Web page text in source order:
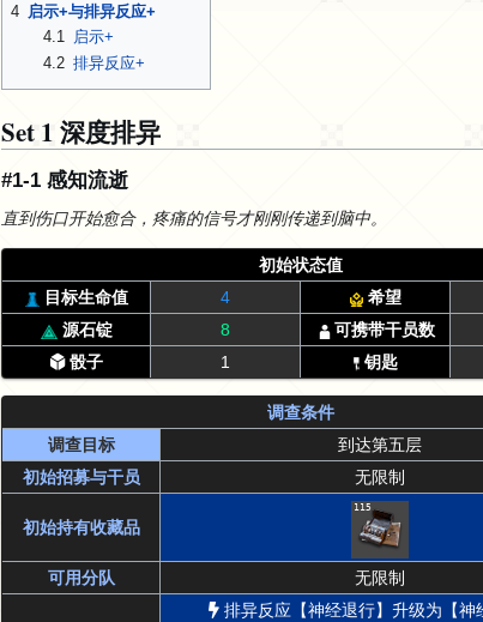
4 启示+与排异反应+
4.1
启示+
4.2 排异反应+
Set 1 深度排异
#1-1 感知流逝
直到伤口开始愈合，疼痛的信号才刚刚传递到脑中。
初始状态值
目标生命值
4 希望
源石锭
8 可携带干员数
骰子
1 钥匙
调查条件
调查目标
到达第五层
初始招募与干员
无限制
初始持有收藏品
115
可用分队 无限制
排异反应【神经退行】升级为【神